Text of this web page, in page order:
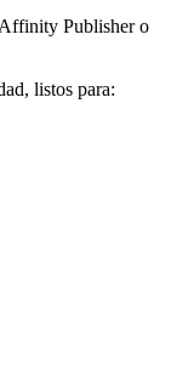
Publisher o
listos para: